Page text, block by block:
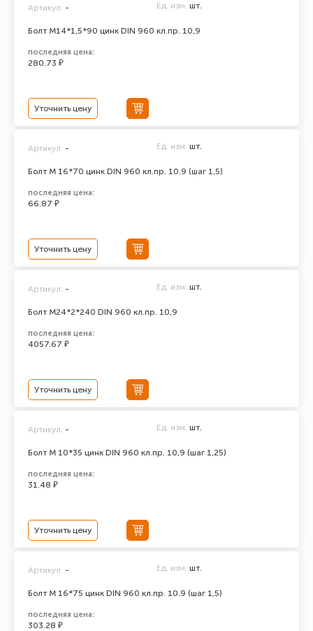
Болт М14*1,5*90 цинк DIN 960 кл.пр. 10,9
Артикул: - Ед. изм. шт.
последняя цена:
280.73 ₽
Уточнить цену
Болт М 16*70 цинк DIN 960 кл.пр. 10.9 (шаг 1,5)
Артикул: - Ед. изм. шт.
последняя цена:
66.87 ₽
Уточнить цену
Болт М24*2*240 DIN 960 кл.пр. 10,9
Артикул: - Ед. изм. шт.
последняя цена:
4057.67 ₽
Уточнить цену
Болт М 10*35 цинк DIN 960 кл.пр. 10,9 (шаг 1,25)
Артикул: - Ед. изм. шт.
последняя цена:
31.48 ₽
Уточнить цену
Болт М 16*75 цинк DIN 960 кл.пр. 10.9 (шаг 1,5)
Артикул: - Ед. изм. шт.
последняя цена:
303.28 ₽